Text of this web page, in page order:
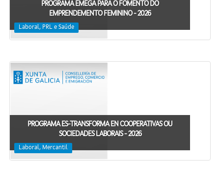
PROGRAMA EMEGA PARA O FOMENTO DO
EMPRENDEMENTO FEMININO - 2026
Laboral, PRL e Saúde
PROGRAMA ES-TRANSFORMA EN COOPERATIVAS OU
SOCIEDADES LABORAIS - 2026
Laboral, Mercantil